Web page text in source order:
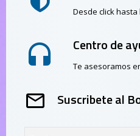
Desde click
Centro de
Te asesoramos
Suscribete al